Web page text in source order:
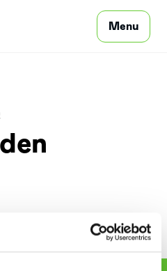
Menu
osoby